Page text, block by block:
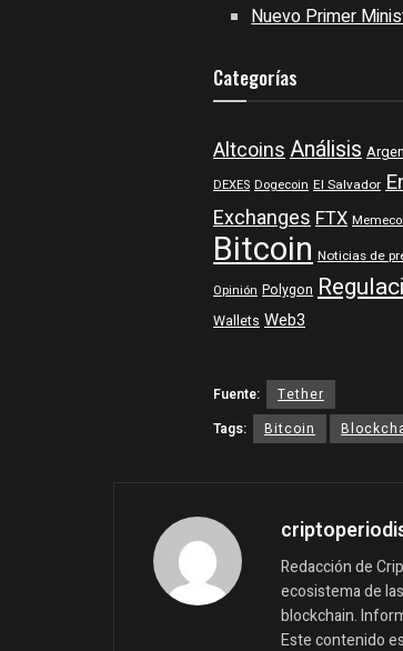
Nuevo Primer
Categorías
Altcoins Análisis
DEXES Dogecoin El Salvador
Exchanges FTX
Bitcoin Noticias de
Opinión Polygon
Wallets Web3
Fuente:
Tether
Tags:
Bitcoin
Redacción de
ecosistema de
blockchain.
Este contenido